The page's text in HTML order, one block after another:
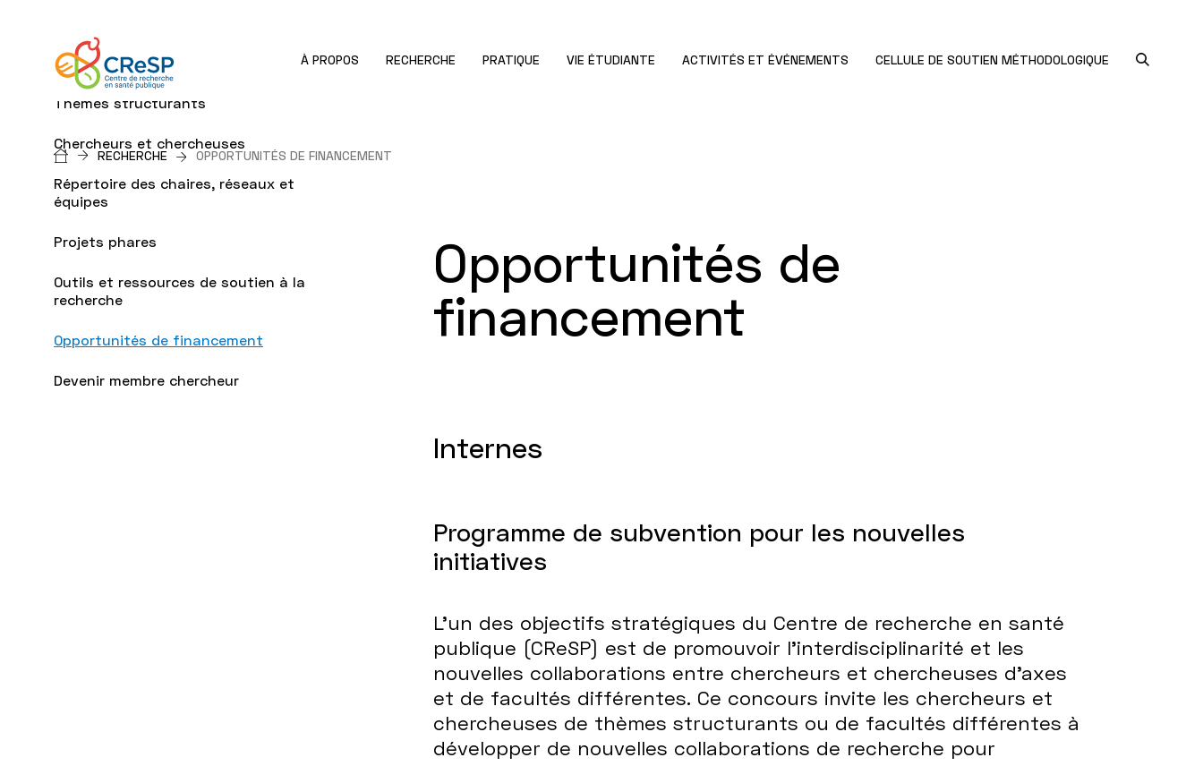
À PROPOS RECHERCHE PRATIQUE VIE ÉTUDIANTE ACTIVITÉS ET ÉVÉNEMENTS CELLULE DE SOUTIEN MÉTHODOLOGIQUE
d'Ariane
RECHERCHE OPPORTUNITÉS DE FINANCEMENT
Programmation scientifique
Thèmes structurants
Chercheurs et chercheuses
Répertoire des chaires, réseaux et
équipes
Projets phares
Outils et ressources de soutien à la
recherche
Opportunités de financement
Devenir membre chercheur
Opportunités de
financement
Internes
Programme de subvention pour les nouvelles
initiatives
L’un des objectifs stratégiques du Centre de recherche en santé
publique (CReSP) est de promouvoir l’interdisciplinarité et les
nouvelles collaborations entre chercheurs et chercheuses d’axes
et de facultés différentes. Ce concours invite les chercheurs et
chercheuses de thèmes structurants ou de facultés différentes à
développer de nouvelles collaborations de recherche pour